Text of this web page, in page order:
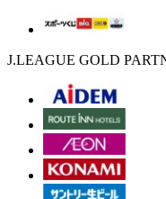
J.LEAGUE GOLD